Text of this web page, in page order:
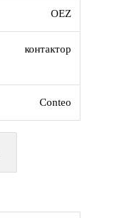
OEZ
контактор
Conteo